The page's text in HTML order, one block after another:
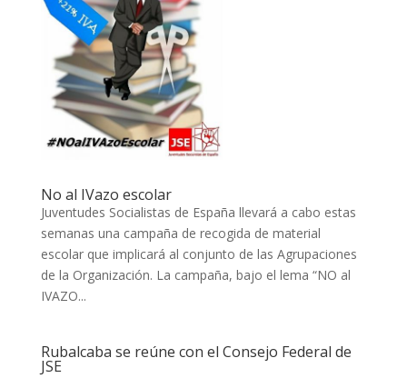
No al IVazo escolar
Juventudes Socialistas de España llevará a cabo estas
semanas una campaña de recogida de material
escolar que implicará al conjunto de las Agrupaciones
de la Organización. La campaña, bajo el lema “NO al
IVAZO...
Rubalcaba se reúne con el Consejo Federal de
JSE